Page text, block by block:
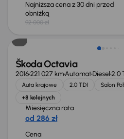
Najniższa cena z 30 dni przed
obniżką
92 000 zł
Škoda Octavia
2016221 027 kmAutomatDiesel2.0
Auta krajowe 2.0 TDI Salon
+8 kolejnych
Miesięczna rata
od 286 zł
Cena